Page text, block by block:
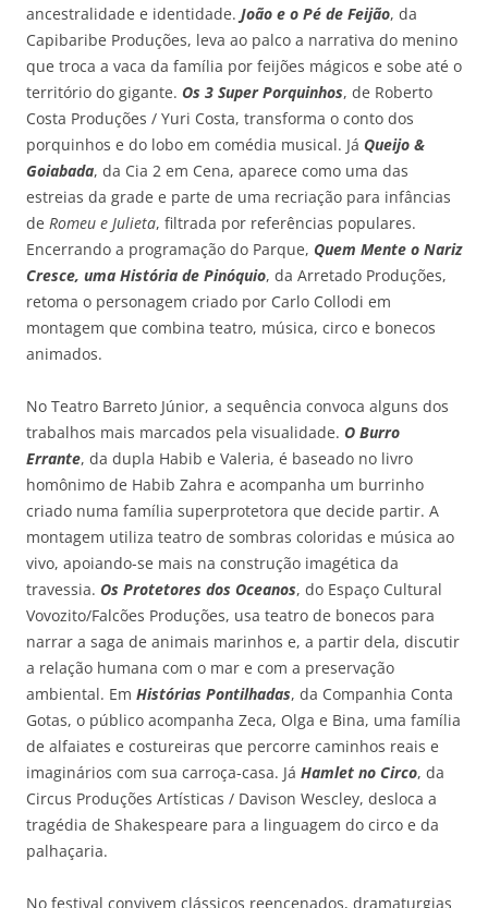
ancestralidade e identidade. João e o Pé de Feijão, da
Capibaribe Produções, leva ao palco a narrativa do menino
que troca a vaca da família por feijões mágicos e sobe até o
território do gigante. Os 3 Super Porquinhos, de Roberto
Costa Produções / Yuri Costa, transforma o conto dos
porquinhos e do lobo em comédia musical. Já Queijo &
Goiabada, da Cia 2 em Cena, aparece como uma das
estreias da grade e parte de uma recriação para infâncias
de Romeu e Julieta, filtrada por referências populares.
Encerrando a programação do Parque, Quem Mente o Nariz
Cresce, uma História de Pinóquio, da Arretado Produções,
retoma o personagem criado por Carlo Collodi em
montagem que combina teatro, música, circo e bonecos
animados.
No Teatro Barreto Júnior, a sequência convoca alguns dos
trabalhos mais marcados pela visualidade. O Burro
Errante, da dupla Habib e Valeria, é baseado no livro
homônimo de Habib Zahra e acompanha um burrinho
criado numa família superprotetora que decide partir. A
montagem utiliza teatro de sombras coloridas e música ao
vivo, apoiando-se mais na construção imagética da
travessia. Os Protetores dos Oceanos, do Espaço Cultural
Vovozito/Falcões Produções, usa teatro de bonecos para
narrar a saga de animais marinhos e, a partir dela, discutir
a relação humana com o mar e com a preservação
ambiental. Em Histórias Pontilhadas, da Companhia Conta
Gotas, o público acompanha Zeca, Olga e Bina, uma família
de alfaiates e costureiras que percorre caminhos reais e
imaginários com sua carroça-casa. Já Hamlet no Circo, da
Circus Produções Artísticas / Davison Wescley, desloca a
tragédia de Shakespeare para a linguagem do circo e da
palhaçaria.
No festival convivem clássicos reencenados, dramaturgias